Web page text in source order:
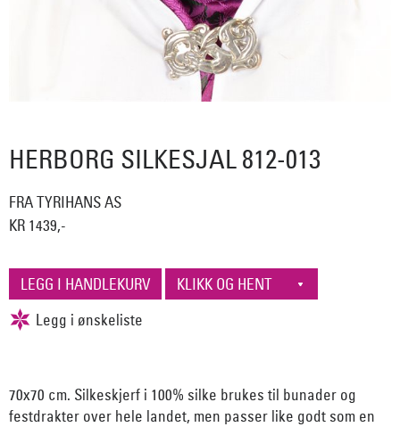
HERBORG SILKESJAL 812-013
FRA TYRIHANS AS
KR 1439,-
70x70 cm. Silkeskjerf i 100% silke brukes til bunader og
festdrakter over hele landet, men passer like godt som en